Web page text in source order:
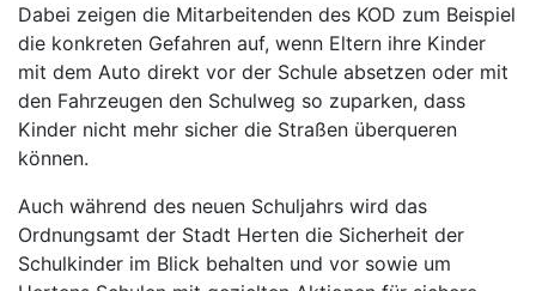
Dabei zeigen die Mitarbeitenden des KOD zum Beispiel
die konkreten Gefahren auf, wenn Eltern ihre Kinder
mit dem Auto direkt vor der Schule absetzen oder mit
den Fahrzeugen den Schulweg so zuparken, dass
Kinder nicht mehr sicher die Straßen überqueren
können.
Auch während des neuen Schuljahrs wird das
Ordnungsamt der Stadt Herten die Sicherheit der
Schulkinder im Blick behalten und vor sowie um